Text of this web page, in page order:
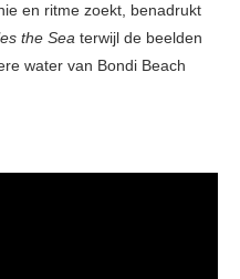
en ritme zoekt, benadrukt
the Sea terwijl de beelden
water van Bondi Beach